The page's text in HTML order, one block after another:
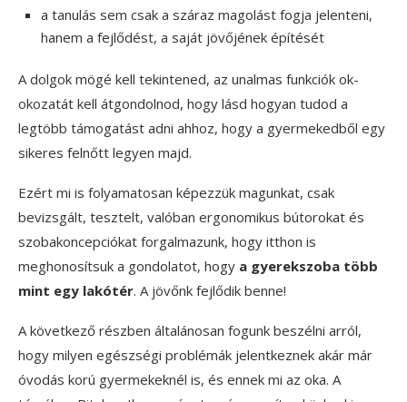
a tanulás sem csak a száraz magolást fogja jelenteni,
hanem a fejlődést, a saját jövőjének építését
A dolgok mögé kell tekintened, az unalmas funkciók ok-
okozatát kell átgondolnod, hogy lásd hogyan tudod a
legtöbb támogatást adni ahhoz, hogy a gyermekedből egy
sikeres felnőtt legyen majd.
Ezért mi is folyamatosan képezzük magunkat, csak
bevizsgált, tesztelt, valóban ergonomikus bútorokat és
szobakoncepciókat forgalmazunk, hogy itthon is
meghonosítsuk a gondolatot, hogy a gyerekszoba több
mint egy lakótér. A jövőnk fejlődik benne!
A következő részben általánosan fogunk beszélni arról,
hogy milyen egészségi problémák jelentkeznek akár már
óvodás korú gyermekeknél is, és ennek mi az oka. A